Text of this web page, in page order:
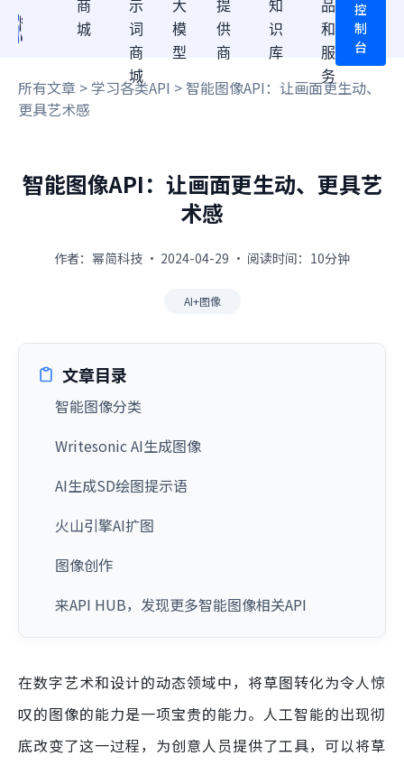
商
城
示
词
商
城
大
模
型
提
供
商
知
识
库
品
和
服
务
控
制
台
所有文章 >学习各类API > 智能图像API：让画面更生动、
更具艺术感
智能图像API：让画面更生动、更具艺
术感
作者：幂简科技 · 2024-04-29 · 阅读时间：10分钟
AI+图像
文章目录
智能图像分类
Writesonic AI生成图像
AI生成SD绘图提示语
火山引擎AI扩图
图像创作
来API HUB，发现更多智能图像相关API
在数字艺术和设计的动态领域中，将草图转化为令人惊
叹的图像的能力是一项宝贵的能力。人工智能的出现彻
底改变了这一过程，为创意人员提供了工具，可以将草